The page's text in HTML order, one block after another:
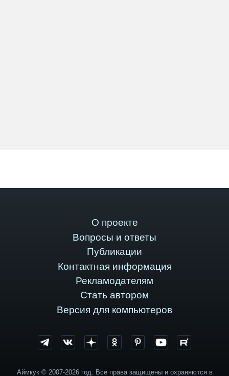
О проекте
Вопросы и ответы
Публикации
Контактная информация
Рекламодателям
Стать автором
Версия для компьютеров
Аймкук © 2007-2026 год. Все права защищены и охраняются в